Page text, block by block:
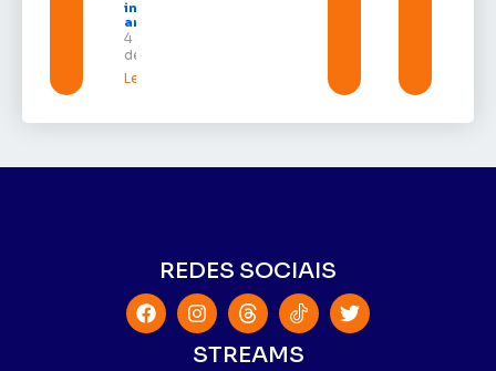
inteligência
artificial
4 de agosto
de 2026
Leia mais »
REDES SOCIAIS
STREAMS